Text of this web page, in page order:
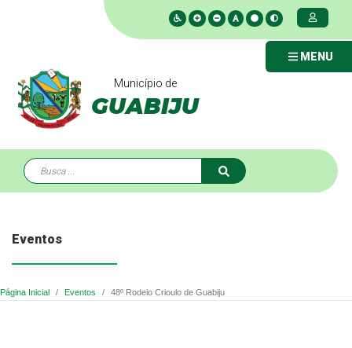
Município de
GUABIJU
MENU
Eventos
Página Inicial Eventos 48º Rodeio Crioulo de Guabiju